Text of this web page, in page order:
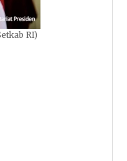
RI)